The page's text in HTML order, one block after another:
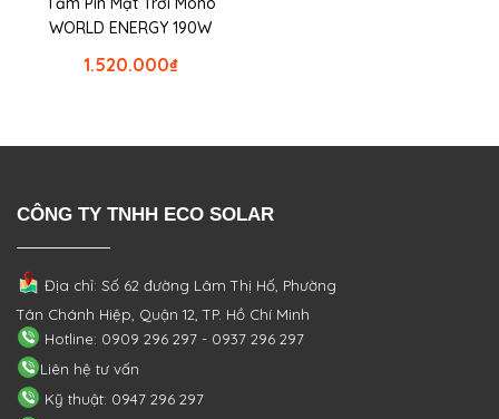
WORLD ENERGY 190W
₫
1.520.000
CÔNG TY TNHH ECO SOLAR
Địa chỉ: Số 62 đường Lâm Thị Hố, Phường
Tân Chánh Hiệp, Quận 12, TP. Hồ Chí Minh
Hotline: 0909 296 297 - 0937 296 297
Liên hệ tư vấn
Kỹ thuật: 0947 296 297